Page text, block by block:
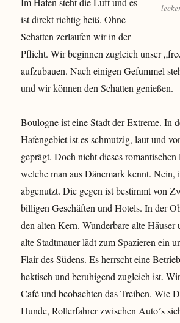
ist direkt richtig heiß. Ohne
Schatten zerlaufen wir in der
Pflicht. Wir beginnen zugleich unser
aufzubauen. Nach einigen Gefummel
und wir können den Schatten genießen.
Boulogne ist eine Stadt der Extreme. In
Hafengebiet ist es schmutzig, laut und
geprägt. Doch nicht dieses romantischen
welche man aus Dänemark kennt. Nein,
abgenutzt. Die gegen ist bestimmt von
billigen Geschäften und Hotels. In der
den alten Kern. Wunderbare alte
alte Stadtmauer lädt zum Spazieren ein
Flair des Südens. Es herrscht eine
hektisch und beruhigend zugleich ist.
Café und beobachten das Treiben. Wie
Hunde, Rollerfahrer zwischen Auto´s